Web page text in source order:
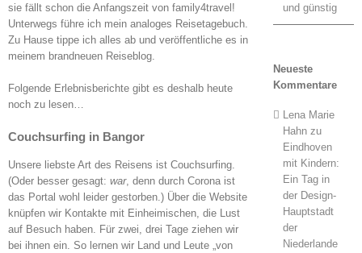
sie fällt schon die Anfangszeit von family4travel!
Unterwegs führe ich mein analoges Reisetagebuch.
Zu Hause tippe ich alles ab und veröffentliche es in
meinem brandneuen Reiseblog.
Folgende Erlebnisberichte gibt es deshalb heute
noch zu lesen…
Couchsurfing in Bangor
Unsere liebste Art des Reisens ist Couchsurfing.
(Oder besser gesagt: war, denn durch Corona ist
das Portal wohl leider gestorben.) Über die Website
knüpfen wir Kontakte mit Einheimischen, die Lust
auf Besuch haben. Für zwei, drei Tage ziehen wir
bei ihnen ein. So lernen wir Land und Leute „von
und günstig
Neueste
Kommentare
Lena Marie
Hahnzu
Eindhoven
mit Kindern:
Ein Tag in
der Design-
Hauptstadt
der
Niederlande